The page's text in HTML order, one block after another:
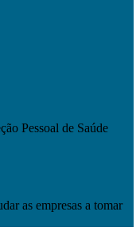
Pessoal de Saúde
as empresas a tomar